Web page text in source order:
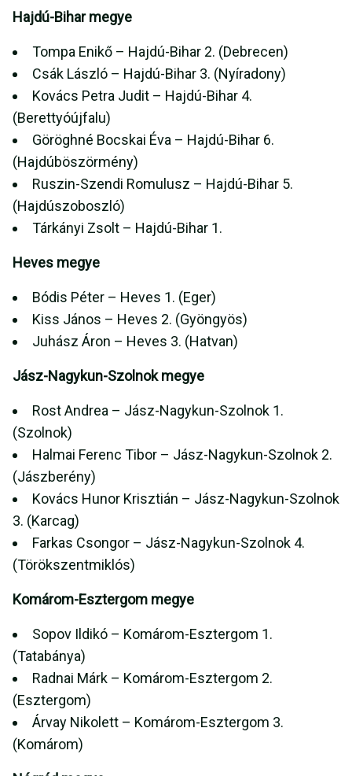
Hajdú-Bihar megye
Tompa Enikő – Hajdú-Bihar 2. (Debrecen)
Csák László – Hajdú-Bihar 3. (Nyíradony)
Kovács Petra Judit – Hajdú-Bihar 4.
(Berettyóújfalu)
Göröghné Bocskai Éva – Hajdú-Bihar 6.
(Hajdúböszörmény)
Ruszin-Szendi Romulusz – Hajdú-Bihar 5.
(Hajdúszoboszló)
Tárkányi Zsolt – Hajdú-Bihar 1.
Heves megye
Bódis Péter – Heves 1. (Eger)
Kiss János – Heves 2. (Gyöngyös)
Juhász Áron – Heves 3. (Hatvan)
Jász-Nagykun-Szolnok megye
Rost Andrea – Jász-Nagykun-Szolnok 1.
(Szolnok)
Halmai Ferenc Tibor – Jász-Nagykun-Szolnok 2.
(Jászberény)
Kovács Hunor Krisztián – Jász-Nagykun-Szolnok
3. (Karcag)
Farkas Csongor – Jász-Nagykun-Szolnok 4.
(Törökszentmiklós)
Komárom-Esztergom megye
Sopov Ildikó – Komárom-Esztergom 1.
(Tatabánya)
Radnai Márk – Komárom-Esztergom 2.
(Esztergom)
Árvay Nikolett – Komárom-Esztergom 3.
(Komárom)